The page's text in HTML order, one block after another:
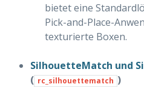
bietet eine
Pick-and-Place-
texturierte Boxen.
SilhouetteMatch und
( rc_silhouettematch )